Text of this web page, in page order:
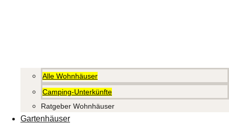
Alle Wohnhäuser
Camping-Unterkünfte
Ratgeber Wohnhäuser
Gartenhäuser